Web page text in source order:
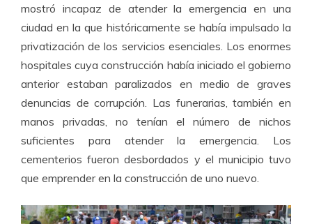
mostró incapaz de atender la emergencia en una
ciudad en la que históricamente se había impulsado la
privatización de los servicios esenciales. Los enormes
hospitales cuya construcción había iniciado el gobierno
anterior estaban paralizados en medio de graves
denuncias de corrupción. Las funerarias, también en
manos privadas, no tenían el número de nichos
suficientes para atender la emergencia. Los
cementerios fueron desbordados y el municipio tuvo
que emprender en la construcción de uno nuevo.